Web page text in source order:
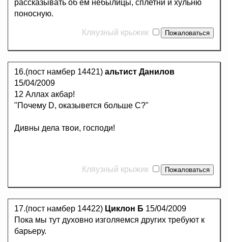
рассказывать об ём небылицы, сплетни и хульню
поносную.
Кляузный крыжик
16.(пост намбер 14421) альтист Данилов
15/04/2009
12 Аллах акбар!
"Почему D, оказывется больше С?"
Дивны дела твои, господи!
Кляузный крыжик
17.(пост намбер 14422) Циклон Б 15/04/2009
Пока мы тут духовно изголяемся других требуют к
барьеру.